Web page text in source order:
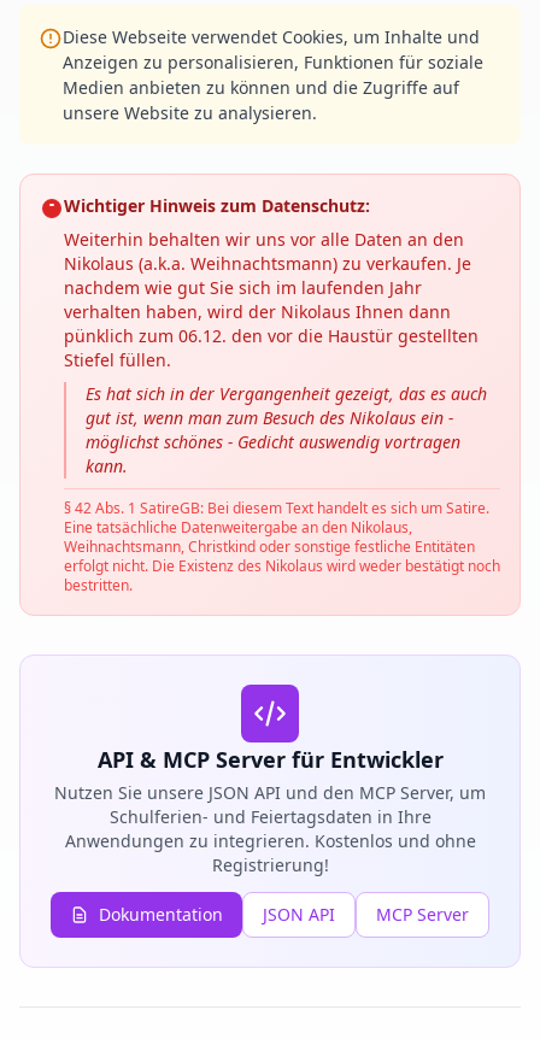
Diese Webseite verwendet Cookies, um Inhalte und
Anzeigen zu personalisieren, Funktionen für soziale
Medien anbieten zu können und die Zugriffe auf
unsere Website zu analysieren.
Wichtiger Hinweis zum Datenschutz:
Weiterhin behalten wir uns vor alle Daten an den
Nikolaus (a.k.a. Weihnachtsmann) zu verkaufen. Je
nachdem wie gut Sie sich im laufenden Jahr
verhalten haben, wird der Nikolaus Ihnen dann
pünklich zum 06.12. den vor die Haustür gestellten
Stiefel füllen.
Es hat sich in der Vergangenheit gezeigt, das es auch
gut ist, wenn man zum Besuch des Nikolaus ein -
möglichst schönes - Gedicht auswendig vortragen
kann.
§ 42 Abs. 1 SatireGB: Bei diesem Text handelt es sich um Satire.
Eine tatsächliche Datenweitergabe an den Nikolaus,
Weihnachtsmann, Christkind oder sonstige festliche Entitäten
erfolgt nicht. Die Existenz des Nikolaus wird weder bestätigt noch
bestritten.
API & MCP Server für Entwickler
Nutzen Sie unsere JSON API und den MCP Server, um
Schulferien- und Feiertagsdaten in Ihre
Anwendungen zu integrieren. Kostenlos und ohne
Registrierung!
Dokumentation JSON API MCP Server